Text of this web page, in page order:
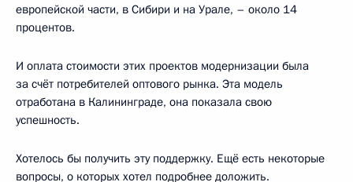
европейской части, в Сибири и на Урале, – около 14
процентов.
И оплата стоимости этих проектов модернизации была
за счёт потребителей оптового рынка. Эта модель
отработана в Калининграде, она показала свою
успешность.
Хотелось бы получить эту поддержку. Ещё есть некоторые
вопросы, о которых хотел подробнее доложить.